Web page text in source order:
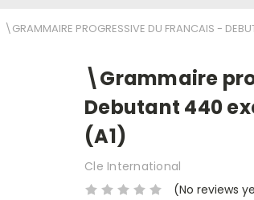
\GRAMMAIRE PROGRESSIVE DU FRANCAIS -
\Grammaire
Debutant 440
(A1)
Cle International
(No reviews